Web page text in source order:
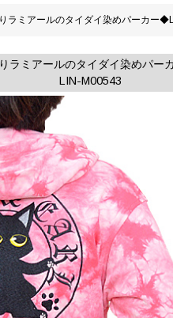
ラミアールのタイダイ染めパーカー
ラミアールのタイダイ染めパー
LIN-M00543